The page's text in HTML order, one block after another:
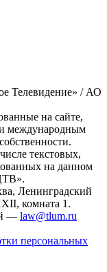
Телевидение» / АО
на сайте,
международным
текстовых,
на данном
Ленинградский
комната 1.
— law@tlum.ru
персональных